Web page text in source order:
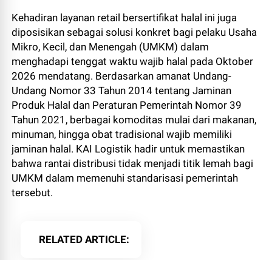
Kehadiran layanan retail bersertifikat halal ini juga
diposisikan sebagai solusi konkret bagi pelaku Usaha
Mikro, Kecil, dan Menengah (UMKM) dalam
menghadapi tenggat waktu wajib halal pada Oktober
2026 mendatang. Berdasarkan amanat Undang-
Undang Nomor 33 Tahun 2014 tentang Jaminan
Produk Halal dan Peraturan Pemerintah Nomor 39
Tahun 2021, berbagai komoditas mulai dari makanan,
minuman, hingga obat tradisional wajib memiliki
jaminan halal. KAI Logistik hadir untuk memastikan
bahwa rantai distribusi tidak menjadi titik lemah bagi
UMKM dalam memenuhi standarisasi pemerintah
tersebut.
RELATED ARTICLE